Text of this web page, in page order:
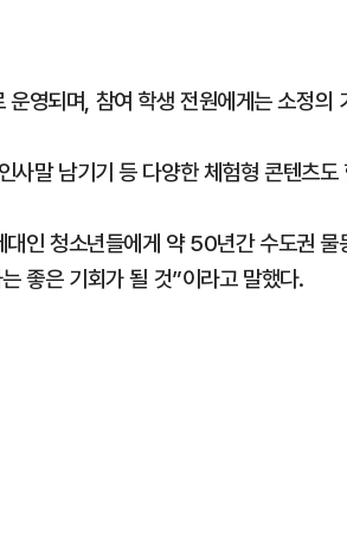
영되며, 참여 학생 전원에게는 소정의
사말 남기기 등 다양한 체험형 콘텐츠도
인 청소년들에게 약 50년간 수도권
좋은 기회가 될 것”이라고 말했다.